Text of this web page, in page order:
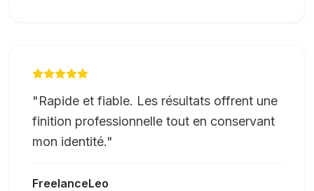
"Rapide et fiable. Les résultats offrent une
finition professionnelle tout en conservant
mon identité."
FreelanceLeo